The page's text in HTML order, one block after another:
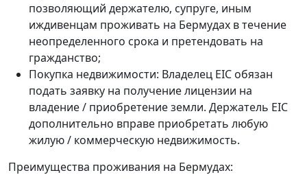
позволяющий держателю, супруге, иным
иждивенцам проживать на Бермудах в течение
неопределенного срока и претендовать на
гражданство;
Покупка недвижимости: Владелец EIC обязан
подать заявку на получение лицензии на
владение / приобретение земли. Держатель EIC
дополнительно вправе приобретать любую
жилую / коммерческую недвижимость.
Преимущества проживания на Бермудах: